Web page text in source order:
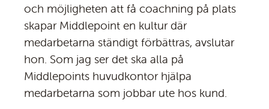
och möjligheten att få coachning på plats
skapar Middlepoint en kultur där
medarbetarna ständigt förbättras, avslutar
hon. Som jag ser det ska alla på
Middlepoints huvudkontor hjälpa
medarbetarna som jobbar ute hos kund.